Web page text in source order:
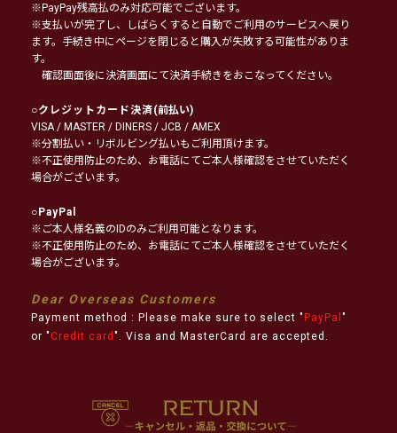
※PayPay残高払のみ対応可能でございます。
※支払いが完了し、しばらくすると自動でご利用のサービスへ戻り
ます。手続き中にページを閉じると購入が失敗する可能性がありま
す。
確認画面後に決済画面にて決済手続きをおこなってください。
○クレジットカード決済(前払い)
VISA / MASTER / DINERS / JCB / AMEX
※分割払い・リボルビング払いもご利用頂けます。
※不正使用防止のため、お電話にてご本人様確認をさせていただく
場合がございます。
○PayPal
※ご本人様名義のIDのみご利用可能となります。
※不正使用防止のため、お電話にてご本人様確認をさせていただく
場合がございます。
Dear Overseas Customers
Payment method : Please make sure to select " PayPal "
or " Credit card ". Visa and MasterCard are accepted.